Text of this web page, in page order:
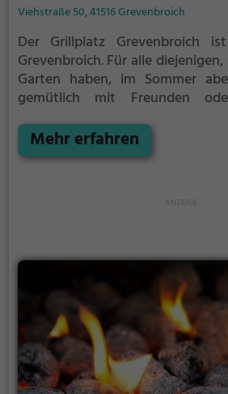
Viehstraße 50, 41516 Grevenbroich
Der Grillplatz Grevenbroich
Grevenbroich.Für alle
Garten haben, im Sommer
gemütlich mit Freunden
Gegrillt wird hier mit Holzkohle.
Mehr erfahren